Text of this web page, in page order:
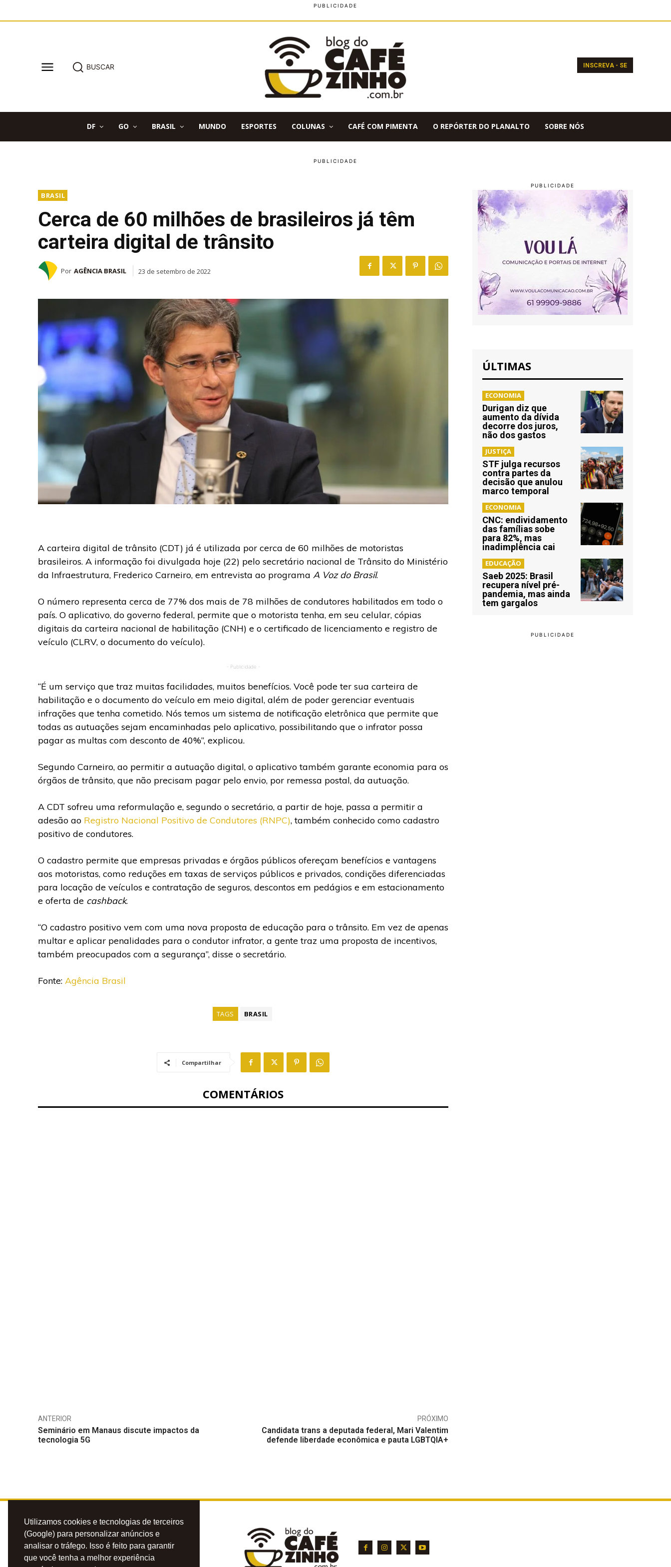
Utilizamos cookies e tecnologias de terceiros
(Google) para personalizar anúncios e
analisar o tráfego. Isso é feito para garantir
que você tenha a melhor experiência
BUSCAR INSCREVA - SE
DF GO BRASIL MUNDO ESPORTES COLUNAS CAFÉ COM PIMENTA O REPÓRTER DO PLANALTO SOBRE NÓS
BRASIL
Cerca de 60 milhões de brasileiros já têm
carteira digital de trânsito
Por AGÊNCIA BRASIL 23 de setembro de 2022
A carteira digital de trânsito (CDT) já é utilizada por cerca de 60 milhões de motoristas
brasileiros. A informação foi divulgada hoje (22) pelo secretário nacional de Trânsito do Ministério
da Infraestrutura, Frederico Carneiro, em entrevista ao programa A Voz do Brasil.
O número representa cerca de 77% dos mais de 78 milhões de condutores habilitados em todo o
país. O aplicativo, do governo federal, permite que o motorista tenha, em seu celular, cópias
digitais da carteira nacional de habilitação (CNH) e o certificado de licenciamento e registro de
veículo (CLRV, o documento do veículo).
- Publicidade -
“É um serviço que traz muitas facilidades, muitos benefícios. Você pode ter sua carteira de
habilitação e o documento do veículo em meio digital, além de poder gerenciar eventuais
infrações que tenha cometido. Nós temos um sistema de notificação eletrônica que permite que
todas as autuações sejam encaminhadas pelo aplicativo, possibilitando que o infrator possa
pagar as multas com desconto de 40%”, explicou.
Segundo Carneiro, ao permitir a autuação digital, o aplicativo também garante economia para os
órgãos de trânsito, que não precisam pagar pelo envio, por remessa postal, da autuação.
A CDT sofreu uma reformulação e, segundo o secretário, a partir de hoje, passa a permitir a
adesão ao Registro Nacional Positivo de Condutores (RNPC), também conhecido como cadastro
positivo de condutores.
O cadastro permite que empresas privadas e órgãos públicos ofereçam benefícios e vantagens
aos motoristas, como reduções em taxas de serviços públicos e privados, condições diferenciadas
para locação de veículos e contratação de seguros, descontos em pedágios e em estacionamento
e oferta de cashback.
“O cadastro positivo vem com uma nova proposta de educação para o trânsito. Em vez de apenas
multar e aplicar penalidades para o condutor infrator, a gente traz uma proposta de incentivos,
também preocupados com a segurança”, disse o secretário.
Fonte: Agência Brasil
TAGS BRASIL
Compartilhar
COMENTÁRIOS
ANTERIOR
Seminário em Manaus discute impactos da
tecnologia 5G
PRÓXIMO
Candidata trans a deputada federal, Mari Valentim
defende liberdade econômica e pauta LGBTQIA+
ÚLTIMAS
ECONOMIA
Durigan diz que
aumento da dívida
decorre dos juros,
não dos gastos
JUSTIÇA
STF julga recursos
contra partes da
decisão que anulou
marco temporal
ECONOMIA
CNC: endividamento
das famílias sobe
para 82%, mas
inadimplência cai
EDUCAÇÃO
Saeb 2025: Brasil
recupera nível pré-
pandemia, mas ainda
tem gargalos